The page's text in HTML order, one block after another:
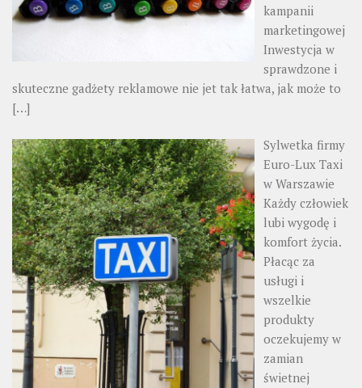
kampanii
marketingowej
Inwestycja w
sprawdzone i
skuteczne gadżety reklamowe nie jet tak łatwa, jak może to
[…]
Sylwetka firmy
Euro-Lux Taxi
w Warszawie
Każdy człowiek
lubi wygodę i
komfort życia.
Płacąc za
usługi i
wszelkie
produkty
oczekujemy w
zamian
świetnej